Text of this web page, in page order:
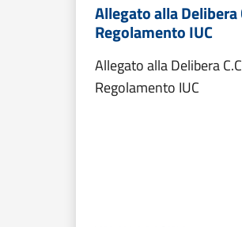
Allegato alla Delibera
Regolamento IUC
Allegato alla Delibera
Regolamento IUC